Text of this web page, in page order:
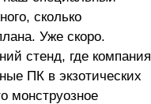
сколько
Уже скоро.
стенд, где компания
ПК в экзотических
монструозное